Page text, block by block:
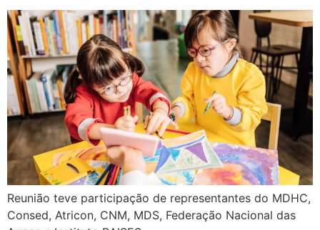
Reunião teve participação de representantes do MDHC,
Consed, Atricon, CNM, MDS, Federação Nacional das